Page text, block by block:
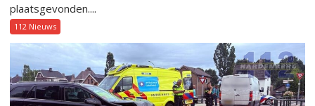
plaatsgevonden....
112 Nieuws